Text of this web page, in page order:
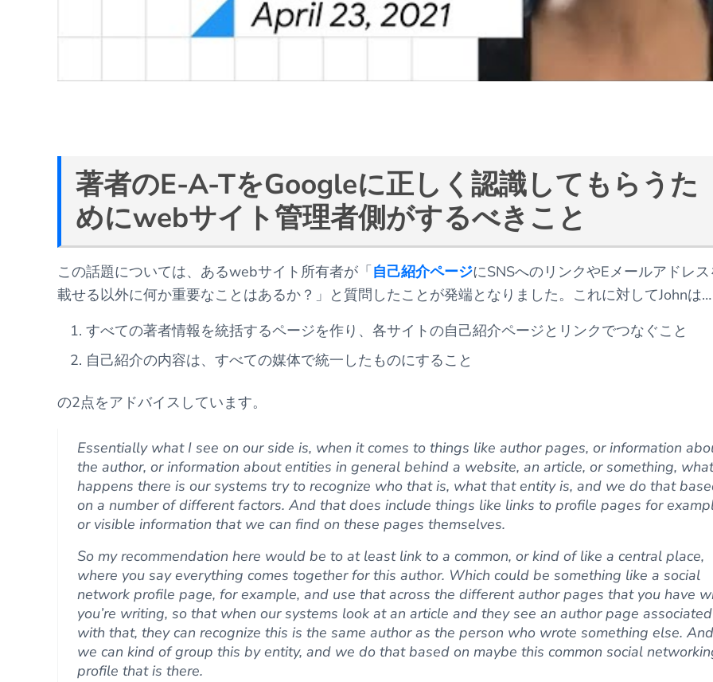
著者のE-A-TをGoogleに正しく認識してもらうた
めにwebサイト管理者側がするべきこと
この話題については、あるwebサイト所有者が「自己紹介ページにSNSへのリンクやEメールアドレス
載せる以外に何か重要なことはあるか？」と質問したことが発端となりました。これに対してJohnは…
すべての著者情報を統括するページを作り、各サイトの自己紹介ページとリンクでつなぐこと
自己紹介の内容は、すべての媒体で統一したものにすること
の2点をアドバイスしています。
Essentially what I see on our side is, when it comes to things like author pages, or information
the author, or information about entities in general behind a website, an article, or something, what
happens there is our systems try to recognize who that is, what that entity is, and we do that
on a number of different factors. And that does include things like links to profile pages for
or visible information that we can find on these pages themselves.
So my recommendation here would be to at least link to a common, or kind of like a central place,
where you say everything comes together for this author. Which could be something like a social
network profile page, for example, and use that across the different author pages that you have
you’re writing, so that when our systems look at an article and they see an author page associated
with that, they can recognize this is the same author as the person who wrote something else. And
we can kind of group this by entity, and we do that based on maybe this common social
profile that is there.